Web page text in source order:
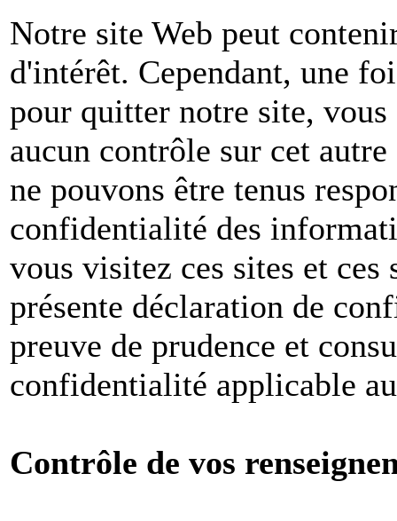
Notre site Web peut
d'intérêt. Cependant, une
pour quitter notre site, vous
aucun contrôle sur cet
ne pouvons être tenus
confidentialité des
vous visitez ces sites et ces
présente déclaration de
preuve de prudence et
confidentialité applicable
Contrôle de vos